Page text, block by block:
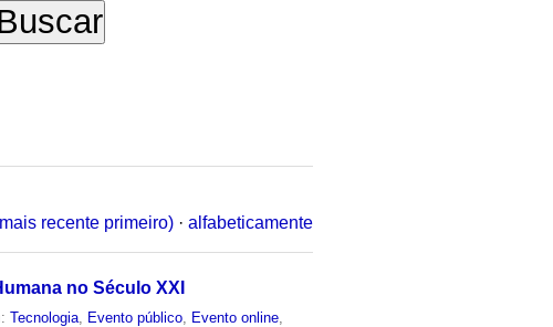
recente primeiro) · alfabeticamente
no Século XXI
Tecnologia Evento público Evento online